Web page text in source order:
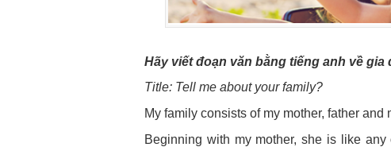
Hãy viết đoạn văn bằng tiếng anh về gia
Title: Tell me about your family?
My family consists of my mother, father and
Beginning with my mother, she is like